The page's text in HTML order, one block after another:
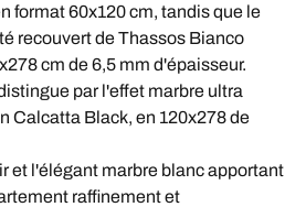
format 60x120 cm, tandis que le
recouvert de Thassos Bianco
cm de 6,5 mm d'épaisseur.
par l'effet marbre ultra
Calcatta Black, en 120x278 de
et l'élégant marbre blanc apportant
raffinement et